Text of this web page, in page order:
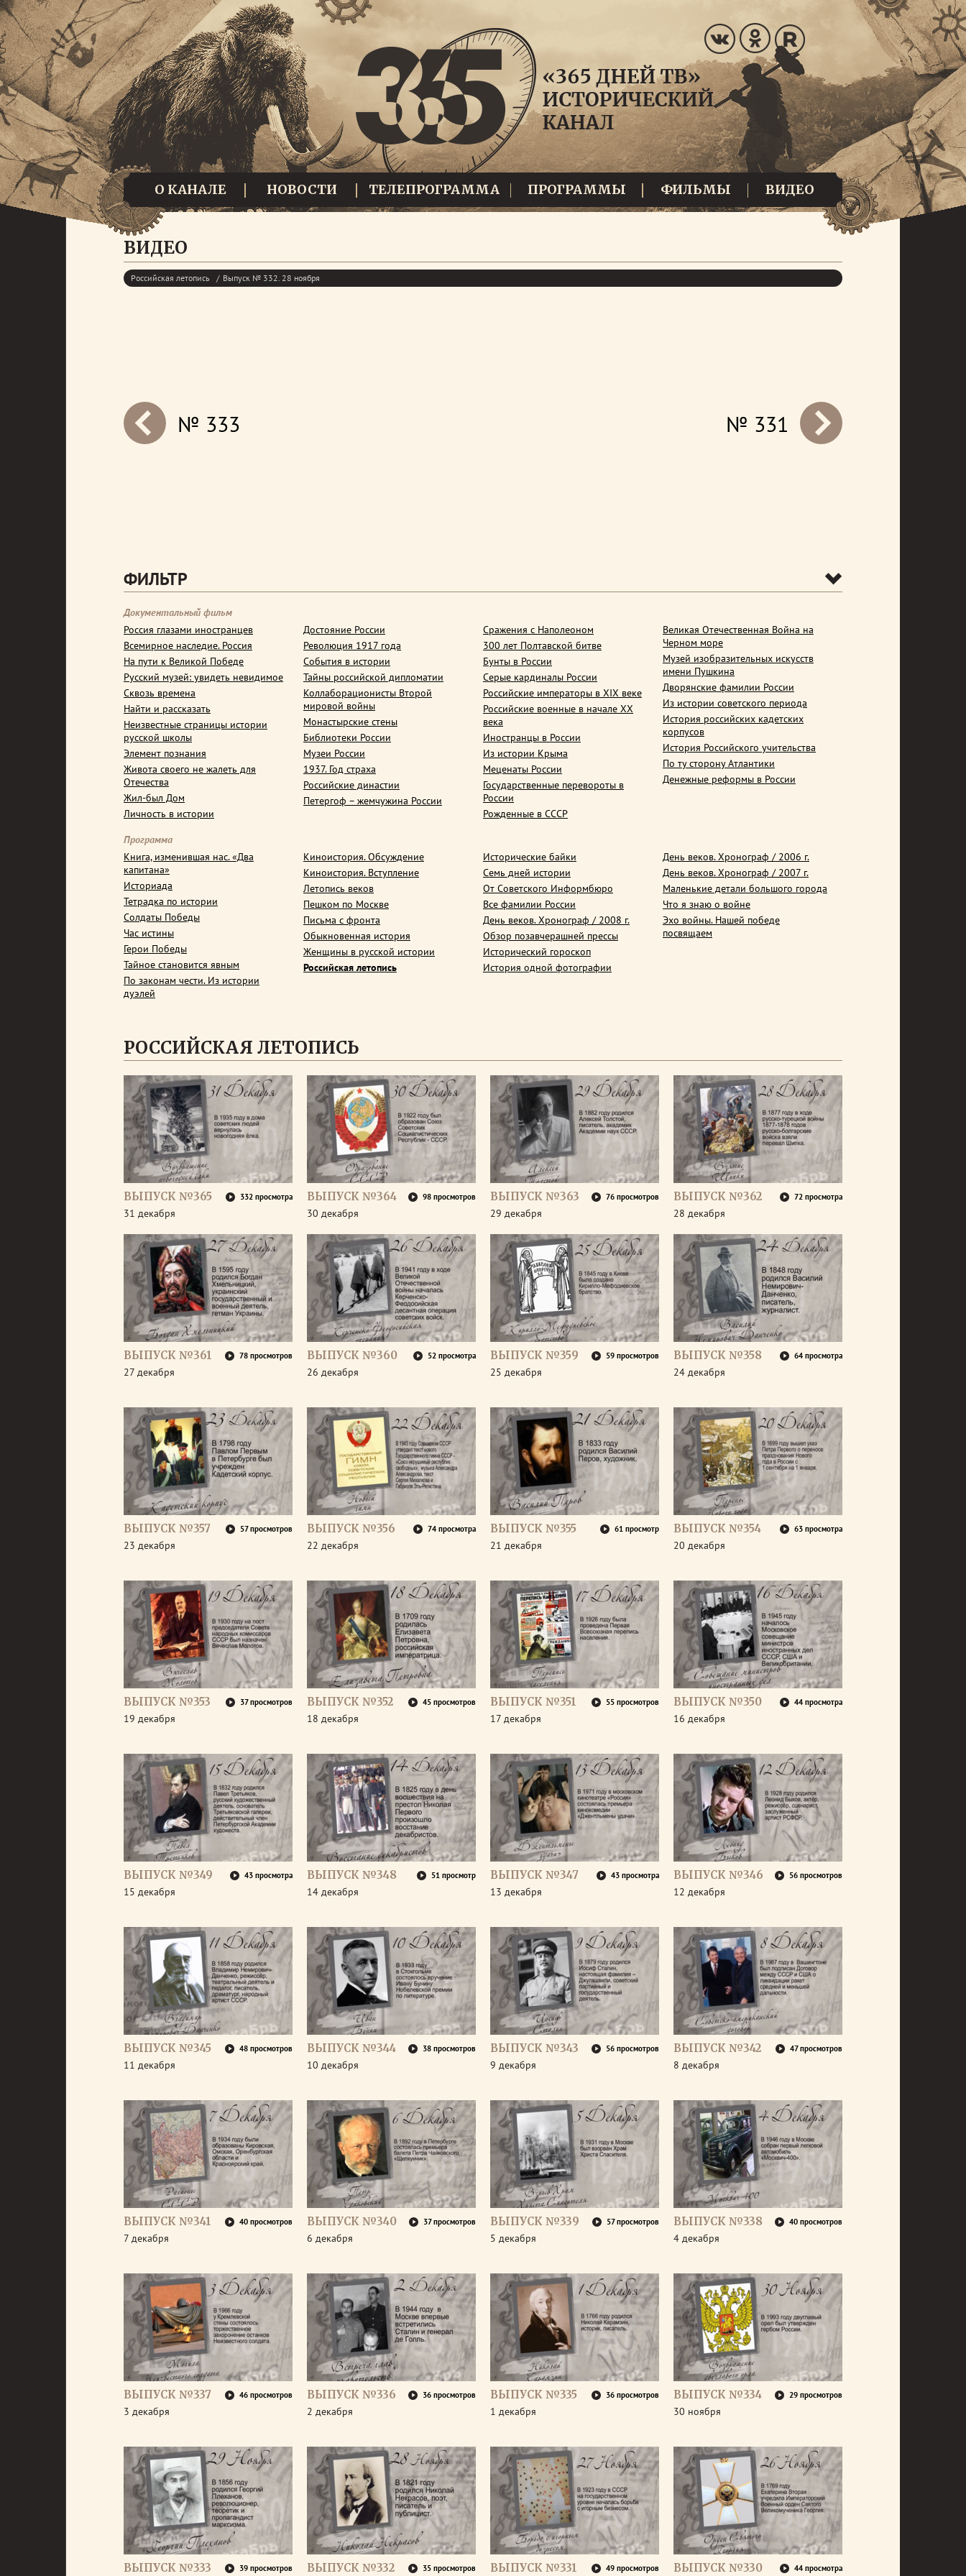
О КАНАЛЕ НОВОСТИ ТЕЛЕПРОГРАММА ПРОГРАММЫ ФИЛЬМЫ ВИДЕО
ВИДЕО
Российская летопись Выпуск № 332. 28 ноября
prev
next № 331
№ 333
ФИЛЬТР
Документальный фильм
Россия глазами иностранцев
Всемирное наследие. Россия
На пути к Великой Победе
Русский музей: увидеть невидимое
Сквозь времена
Найти и рассказать
Неизвестные страницы истории
русской школы
Элемент познания
Живота своего не жалеть для
Отечества
Жил-был Дом
Личность в истории
Достояние России
Революция 1917 года
События в истории
Тайны российской дипломатии
Коллаборационисты Второй
мировой войны
Монастырские стены
Библиотеки России
Музеи России
1937. Год страха
Российские династии
Петергоф – жемчужина России
Сражения с Наполеоном
300 лет Полтавской битве
Бунты в России
Серые кардиналы России
Российские императоры в XIX веке
Российские военные в начале ХХ
века
Иностранцы в России
Из истории Крыма
Меценаты России
Государственные перевороты в
России
Рожденные в СССР
Великая Отечественная Война на
Черном море
Музей изобразительных искусств
имени Пушкина
Дворянские фамилии России
Из истории советского периода
История российских кадетских
корпусов
История Российского учительства
По ту сторону Атлантики
Денежные реформы в России
Программа
Книга, изменившая нас. «Два
капитана»
Историада
Тетрадка по истории
Солдаты Победы
Час истины
Герои Победы
Тайное становится явным
По законам чести. Из истории
дуэлей
Киноистория. Обсуждение
Киноистория. Вступление
Летопись веков
Пешком по Москве
Письма с фронта
Обыкновенная история
Женщины в русской истории
Российская летопись
Исторические байки
Семь дней истории
От Советского Информбюро
Все фамилии России
День веков. Хронограф / 2008 г.
Обзор позавчерашней прессы
Исторический гороскоп
История одной фотографии
День веков. Хронограф / 2006 г.
День веков. Хронограф / 2007 г.
Маленькие детали большого города
Что я знаю о войне
Эхо войны. Нашей победе
посвящаем
РОССИЙСКАЯ ЛЕТОПИСЬ
ВЫПУСК №365 332 просмотра
31 декабря
ВЫПУСК №364 98 просмотров
30 декабря
ВЫПУСК №363 76 просмотров
29 декабря
ВЫПУСК №362 72 просмотра
28 декабря
ВЫПУСК №361 78 просмотров
27 декабря
ВЫПУСК №360 52 просмотра
26 декабря
ВЫПУСК №359 59 просмотров
25 декабря
ВЫПУСК №358 64 просмотра
24 декабря
ВЫПУСК №357 57 просмотров
23 декабря
ВЫПУСК №356 74 просмотра
22 декабря
ВЫПУСК №355 61 просмотр
21 декабря
ВЫПУСК №354 63 просмотра
20 декабря
ВЫПУСК №353 37 просмотров
19 декабря
ВЫПУСК №352 45 просмотров
18 декабря
ВЫПУСК №351 55 просмотров
17 декабря
ВЫПУСК №350 44 просмотра
16 декабря
ВЫПУСК №349 43 просмотра
15 декабря
ВЫПУСК №348 51 просмотр
14 декабря
ВЫПУСК №347 43 просмотра
13 декабря
ВЫПУСК №346 56 просмотров
12 декабря
ВЫПУСК №345 48 просмотров
11 декабря
ВЫПУСК №344 38 просмотров
10 декабря
ВЫПУСК №343 56 просмотров
9 декабря
ВЫПУСК №342 47 просмотров
8 декабря
ВЫПУСК №341 40 просмотров
7 декабря
ВЫПУСК №340 37 просмотров
6 декабря
ВЫПУСК №339 57 просмотров
5 декабря
ВЫПУСК №338 40 просмотров
4 декабря
ВЫПУСК №337 46 просмотров
3 декабря
ВЫПУСК №336 36 просмотров
2 декабря
ВЫПУСК №335 36 просмотров
1 декабря
ВЫПУСК №334 29 просмотров
30 ноября
ВЫПУСК №333 39 просмотров ВЫПУСК №332 35 просмотров ВЫПУСК №331 49 просмотров ВЫПУСК №330 44 просмотра